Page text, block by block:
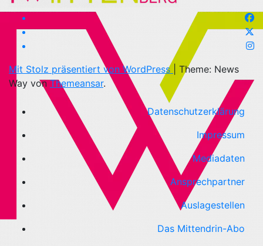
Mit Stolz präsentiert von WordPress
Theme: News
Way vonThemeansar.
Datenschutzerklärung
Impressum
Mediadaten
Ansprechpartner
Auslagestellen
Das Mittendrin-Abo